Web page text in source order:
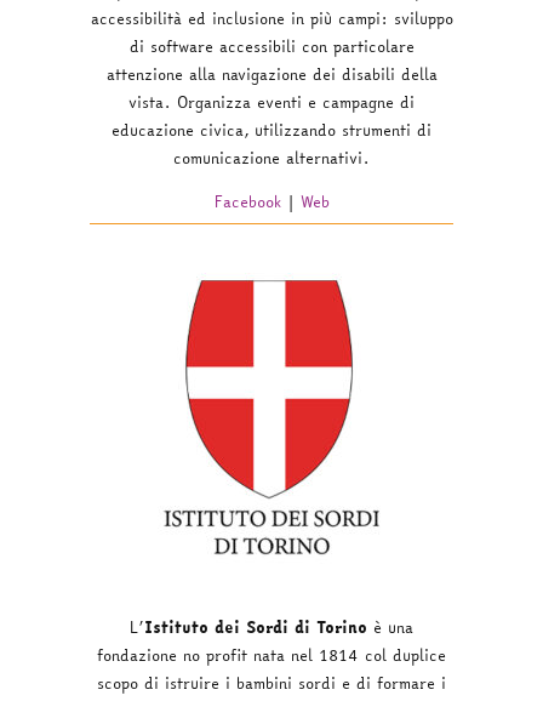
accessibilità ed inclusione in più campi: sviluppo
di software accessibili con particolare
attenzione alla navigazione dei disabili della
vista. Organizza eventi e campagne di
educazione civica, utilizzando strumenti di
comunicazione alternativi.
Facebook| Web
L’Istituto dei Sordi di Torino è una
fondazione no profit nata nel 1814 col duplice
scopo di istruire i bambini sordi e di formare i